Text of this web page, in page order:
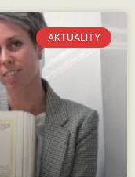
AKTUALITY